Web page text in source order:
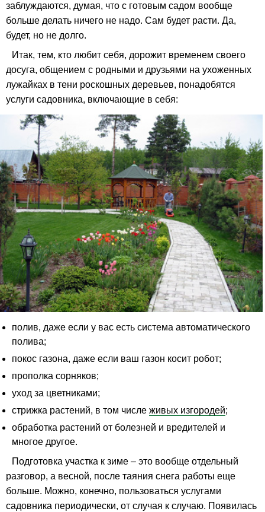
заблуждаются, думая, что с готовым садом вообще
больше делать ничего не надо. Сам будет расти. Да,
будет, но не долго.
Итак, тем, кто любит себя, дорожит временем своего
досуга, общением с родными и друзьями на ухоженных
лужайках в тени роскошных деревьев, понадобятся
услуги садовника, включающие в себя:
полив, даже если у вас есть система автоматического
полива;
покос газона, даже если ваш газон косит робот;
прополка сорняков;
уход за цветниками;
стрижка растений, в том числе живых изгородей;
обработка растений от болезней и вредителей и
многое другое.
Подготовка участка к зиме – это вообще отдельный
разговор, а весной, после таяния снега работы еще
больше. Можно, конечно, пользоваться услугами
садовника периодически, от случая к случаю. Появилась